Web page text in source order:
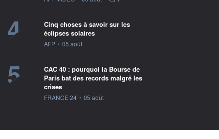
4
Cinq choses à savoir sur les
éclipses solaires
information fournie par
AFP • 05 août
5
CAC 40 : pourquoi la Bourse de
Paris bat des records malgré les
crises
information fournie par
FRANCE 24 • 05 août